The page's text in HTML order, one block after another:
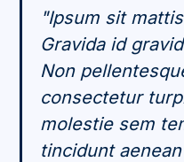
"Ipsum sit
Gravida id
Non
consectetur
molestie sem
tincidunt